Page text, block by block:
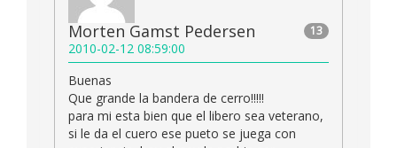
13
Morten Gamst Pedersen
2010-02-12 08:59:00
Buenas
Que grande la bandera de cerro!!!!!
para mi esta bien que el libero sea veterano,
si le da el cuero ese pueto se juega con